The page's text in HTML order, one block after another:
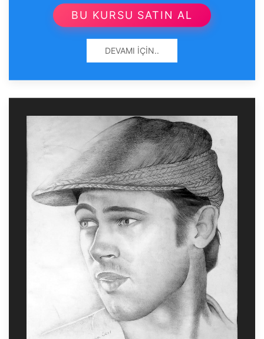
BU KURSU SATIN AL
DEVAMI İÇIN..